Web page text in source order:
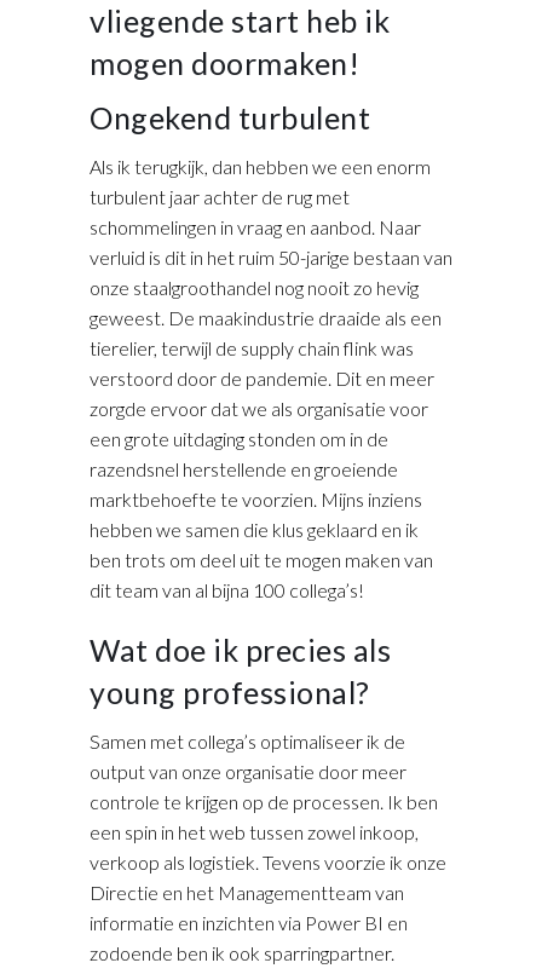
vliegende start heb ik
mogen doormaken!
Ongekend turbulent
Als ik terugkijk, dan hebben we een enorm
turbulent jaar achter de rug met
schommelingen in vraag en aanbod. Naar
verluid is dit in het ruim 50-jarige bestaan van
onze staalgroothandel nog nooit zo hevig
geweest. De maakindustrie draaide als een
tierelier, terwijl de supply chain flink was
verstoord door de pandemie. Dit en meer
zorgde ervoor dat we als organisatie voor
een grote uitdaging stonden om in de
razendsnel herstellende en groeiende
marktbehoefte te voorzien. Mijns inziens
hebben we samen die klus geklaard en ik
ben trots om deel uit te mogen maken van
dit team van al bijna 100 collega’s!
Wat doe ik precies als
young professional?
Samen met collega’s optimaliseer ik de
output van onze organisatie door meer
controle te krijgen op de processen. Ik ben
een spin in het web tussen zowel inkoop,
verkoop als logistiek. Tevens voorzie ik onze
Directie en het Managementteam van
informatie en inzichten via Power BI en
zodoende ben ik ook sparringpartner.